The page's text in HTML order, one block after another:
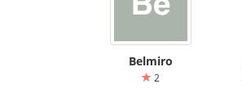
Belmiro
2